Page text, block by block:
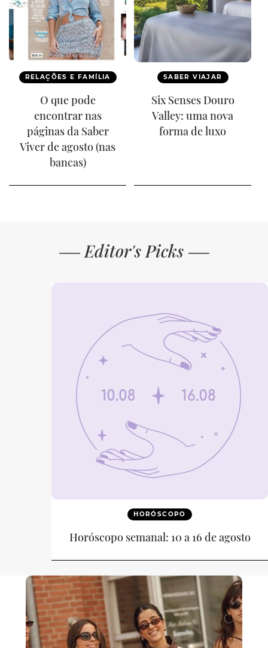
RELAÇÕES E FAMÍLIA
O que pode
encontrar nas
páginas da Saber
Viver de agosto (nas
bancas)
SABER VIAJAR
Six Senses Douro
Valley: uma nova
forma de luxo
Editor's Picks
HORÓSCOPO
Horóscopo semanal: 10 a 16 de agosto